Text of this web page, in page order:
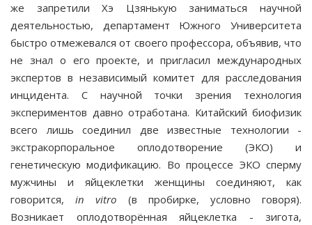
же запре­тили Хэ Цзянькую заниматься научной
деятельностью, департамент Южного Университета
быстро отмежевался от своего профессора, объявив, что
не знал о его проекте, и пригласил международных
экспертов в независимый комитет для расследования
инцидента. С научной точ­ки зрения технология
экспериментов давно отработана. Китайский биофизик
всего лишь соединил две извест­ные технологии -
экстракорпоральное оплодотворение (ЭКО) и
генетическую модификацию. Во процессе ЭКО сперму
мужчины и яйцеклетки женщины соединяют, как
говорится,in vitro (в пробирке, условно говоря).
Возникает оплодотворённая яйцеклетка - зигота,